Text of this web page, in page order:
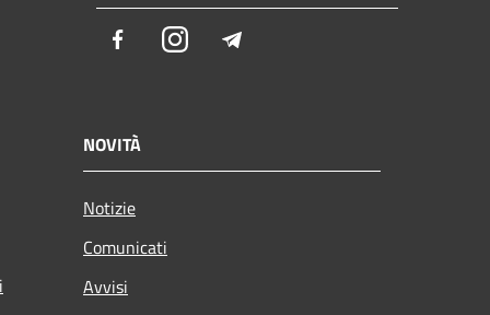
FacebookInstagram
NOVITÀ
Notizie
Comunicati
Avvisi